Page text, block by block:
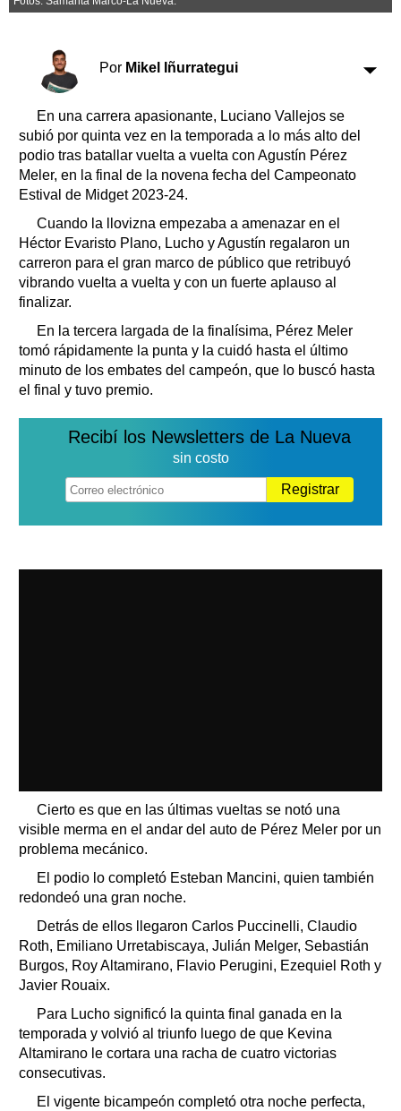
Clasificados
Suplementos
Servicios
Transportes
Loterías
Datos Útiles
Fúnebres
Teléfonos de urgencia
Por Mikel Iñurrategui
En una carrera apasionante, Luciano Vallejos se
subió por quinta vez en la temporada a lo más alto del
podio tras batallar vuelta a vuelta con Agustín Pérez
Meler, en la final de la novena fecha del Campeonato
Estival de Midget 2023-24.
Cuando la llovizna empezaba a amenazar en el
Héctor Evaristo Plano, Lucho y Agustín regalaron un
carreron para el gran marco de público que retribuyó
vibrando vuelta a vuelta y con un fuerte aplauso al
finalizar.
En la tercera largada de la finalísima, Pérez Meler
tomó rápidamente la punta y la cuidó hasta el último
minuto de los embates del campeón, que lo buscó hasta
el final y tuvo premio.
Recibí los Newsletters de La Nueva
sin costo
Registrar
Cierto es que en las últimas vueltas se notó una
visible merma en el andar del auto de Pérez Meler por un
problema mecánico.
El podio lo completó Esteban Mancini, quien también
redondeó una gran noche.
Detrás de ellos llegaron Carlos Puccinelli, Claudio
Roth, Emiliano Urretabiscaya, Julián Melger, Sebastián
Burgos, Roy Altamirano, Flavio Perugini, Ezequiel Roth y
Javier Rouaix.
Para Lucho significó la quinta final ganada en la
temporada y volvió al triunfo luego de que Kevina
Altamirano le cortara una racha de cuatro victorias
consecutivas.
El vigente bicampeón completó otra noche perfecta,